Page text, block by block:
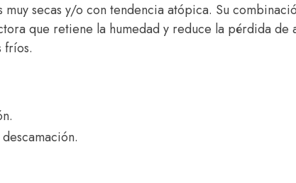
secas y/o con tendencia atópica. Su
que retiene la humedad y reduce la pérdida de
fríos.